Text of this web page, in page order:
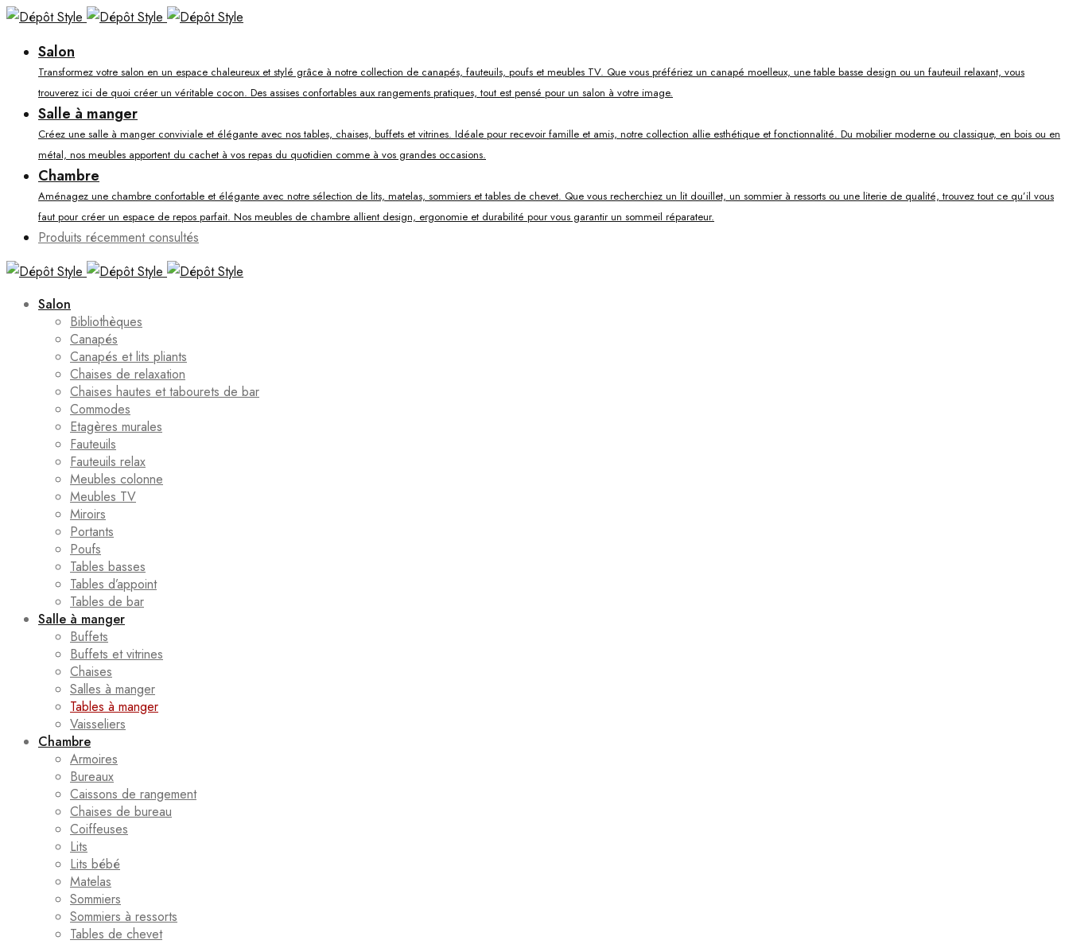
Salon
Transformez votre salon en un espace chaleureux et stylé grâce à notre collection de canapés, fauteuils, poufs et meubles TV. Que vous préfériez un canapé moelleux, une table basse design ou un fauteuil relaxant, vous
trouverez ici de quoi créer un véritable cocon. Des assises confortables aux rangements pratiques, tout est pensé pour un salon à votre image.
Salle à manger
Créez une salle à manger conviviale et élégante avec nos tables, chaises, buffets et vitrines. Idéale pour recevoir famille et amis, notre collection allie esthétique et fonctionnalité. Du mobilier moderne ou classique, en bois ou en
métal, nos meubles apportent du cachet à vos repas du quotidien comme à vos grandes occasions.
Chambre
Aménagez une chambre confortable et élégante avec notre sélection de lits, matelas, sommiers et tables de chevet. Que vous recherchiez un lit douillet, un sommier à ressorts ou une literie de qualité, trouvez tout ce qu’il vous
faut pour créer un espace de repos parfait. Nos meubles de chambre allient design, ergonomie et durabilité pour vous garantir un sommeil réparateur.
Produits récemment consultés
Salon
Bibliothèques
Canapés
Canapés et lits pliants
Chaises de relaxation
Chaises hautes et tabourets de bar
Commodes
Etagères murales
Fauteuils
Fauteuils relax
Meubles colonne
Meubles TV
Miroirs
Portants
Poufs
Tables basses
Tables d’appoint
Tables de bar
Salle à manger
Buffets
Buffets et vitrines
Chaises
Salles à manger
Tables à manger
Vaisseliers
Chambre
Armoires
Bureaux
Caissons de rangement
Chaises de bureau
Coiffeuses
Lits
Lits bébé
Matelas
Sommiers
Sommiers à ressorts
Tables de chevet